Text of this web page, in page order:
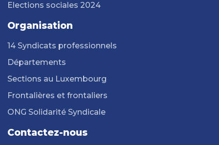
Elections sociales 2024
Organisation
14 Syndicats professionnels
Départements
Sections au Luxembourg
Frontalières et frontaliers
ONG Solidarité Syndicale
Contactez-nous